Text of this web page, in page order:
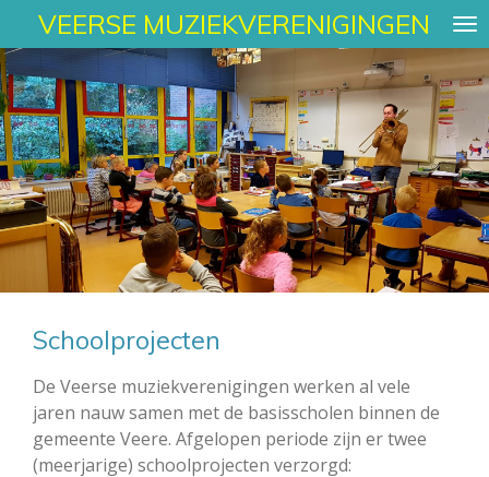
direct
naar
de
hoofdinhoud
VEERSE MUZIEKVERENIGINGEN
Schoolprojecten
De Veerse muziekverenigingen werken al vele
jaren nauw samen met de basisscholen binnen de
gemeente Veere. Afgelopen periode zijn er twee
(meerjarige) schoolprojecten verzorgd: